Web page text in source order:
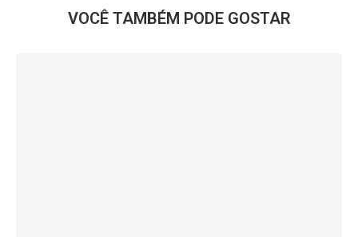
VOCÊ TAMBÉM PODE GOSTAR